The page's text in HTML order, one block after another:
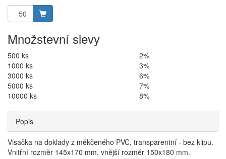
Množstevní slevy
500 ks
2%
1000 ks
3%
3000 ks
6%
5000 ks
7%
10000 ks
8%
Popis
Visačka na doklady z měkčeného PVC, transparentní - bez klipu.
Vnitřní rozměr 145x170 mm, vnější rozměr 150x180 mm.